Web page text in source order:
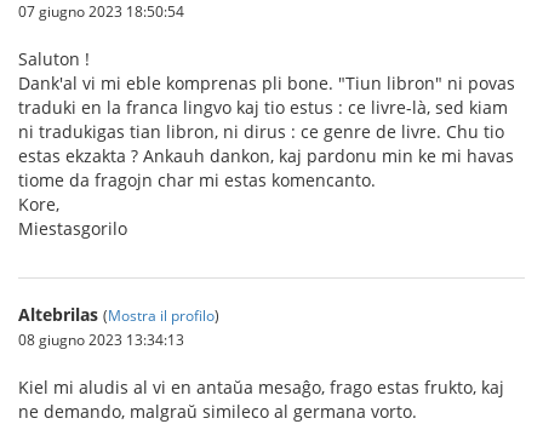
07 giugno 2023 18:50:54
Saluton !
Dank'al vi mi eble komprenas pli bone. "Tiun libron" ni povas
traduki en la franca lingvo kaj tio estus : ce livre-là, sed kiam
ni tradukigas tian libron, ni dirus : ce genre de livre. Chu tio
estas ekzakta ? Ankauh dankon, kaj pardonu min ke mi havas
tiome da fragojn char mi estas komencanto.
Kore,
Miestasgorilo
Altebrilas (Mostra il profilo)
08 giugno 2023 13:34:13
Kiel mi aludis al vi en antaŭa mesaĝo, frago estas frukto, kaj
ne demando, malgraŭ simileco al germana vorto.